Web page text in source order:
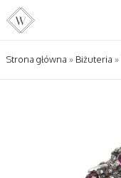
Strona główna » Biżuteria »